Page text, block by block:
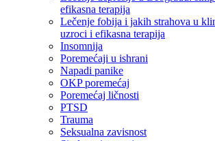
efikasna terapija
Lečenje fobija i jakih strahova u
uzroci i efikasna terapija
Insomnija
Poremećaji u ishrani
Napadi panike
OKP poremećaj
Poremećaj ličnosti
PTSD
Trauma
Seksualna zavisnost